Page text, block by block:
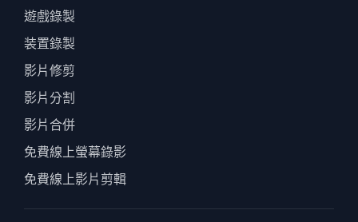
遊戲錄製
装置錄製
影片修剪
影片分割
影片合併
免費線上螢幕錄影
免費線上影片剪輯